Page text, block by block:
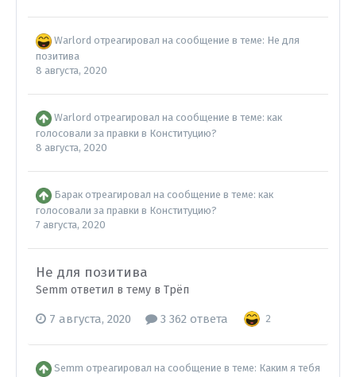
Warlord отреагировал на сообщение в теме: Не для
позитива
8 августа, 2020
Warlord отреагировал на сообщение в теме: как
голосовали за правки в Конституцию?
8 августа, 2020
Барак отреагировал на сообщение в теме: как
голосовали за правки в Конституцию?
7 августа, 2020
Не для позитива
Semm ответил в тему в Трёп
7 августа, 2020 3 362 ответа 2
Semm отреагировал на сообщение в теме: Каким я тебя